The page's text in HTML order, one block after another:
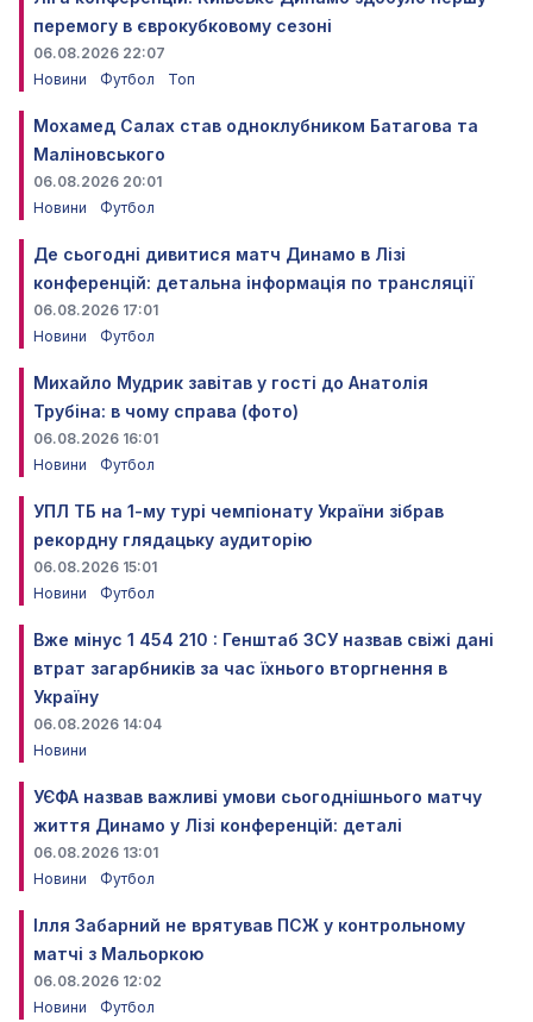
перемогу в єврокубковому сезоні
06.08.2026 22:07
Новини
Футбол Топ
Мохамед Салах став одноклубником Батагова та
Маліновського
06.08.2026 20:01
Новини
Футбол
Де сьогодні дивитися матч Динамо в Лізі
конференцій: детальна інформація по трансляції
06.08.2026 17:01
Новини
Футбол
Михайло Мудрик завітав у гості до Анатолія
Трубіна: в чому справа (фото)
06.08.2026 16:01
Новини
Футбол
УПЛ ТБ на 1-му турі чемпіонату України зібрав
рекордну глядацьку аудиторію
06.08.2026 15:01
Новини
Футбол
Вже мінус 1 454 210 : Генштаб ЗСУ назвав свіжі дані
втрат загарбників за час їхнього вторгнення в
Україну
06.08.2026 14:04
Новини
УЄФА назвав важливі умови сьогоднішнього матчу
життя Динамо у Лізі конференцій: деталі
06.08.2026 13:01
Новини
Футбол
Ілля Забарний не врятував ПСЖ у контрольному
матчі з Мальоркою
06.08.2026 12:02
Новини
Футбол